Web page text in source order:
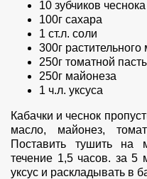
10 зубчиков чеснока
100г сахара
1 ст.л. соли
300г растительного
250г томатной
250г майонеза
1 ч.л. уксуса
Кабачки и чеснок
масло, майонез,
Поставить тушить на
течение 1,5 часов. за 5
уксус и раскладывать в